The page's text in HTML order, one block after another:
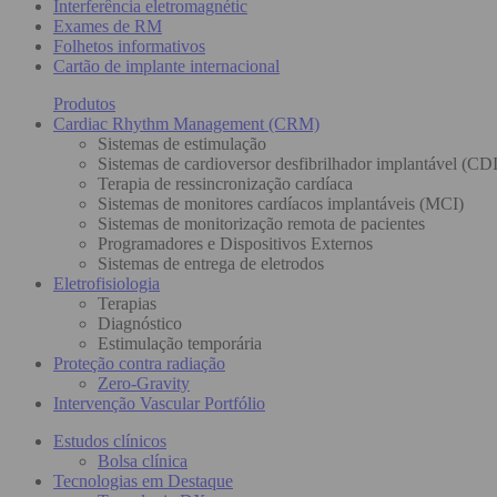
Interferência eletromagnétic
Exames de RM
Folhetos informativos
Cartão de implante internacional
Produtos
Cardiac Rhythm Management (CRM)
Sistemas de estimulação
Sistemas de cardioversor desfibrilhador implantável
Terapia de ressincronização cardíaca
Sistemas de monitores cardíacos implantáveis (MCI)
Sistemas de monitorização remota de pacientes
Programadores e Dispositivos Externos
Sistemas de entrega de eletrodos
Eletrofisiologia
Terapias
Diagnóstico
Estimulação temporária
Proteção contra radiação
Zero-Gravity
Intervenção Vascular Portfólio
Estudos clínicos
Bolsa clínica
Tecnologias em Destaque